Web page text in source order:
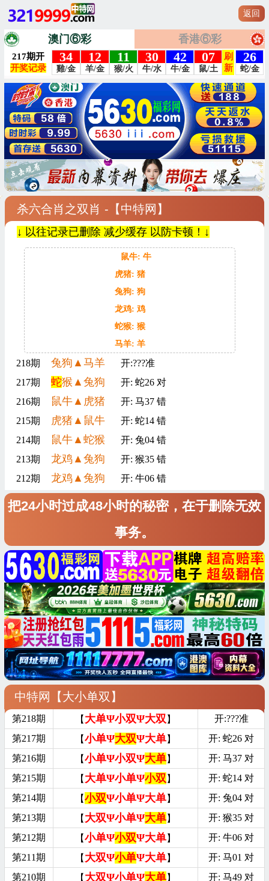
返回
澳门⑥彩 香港⑥彩